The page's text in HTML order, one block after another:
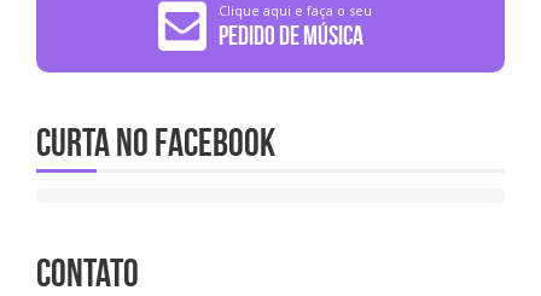
Clique aqui e faça o seu
Pedido de Música
Curta no Facebook
CONTATO